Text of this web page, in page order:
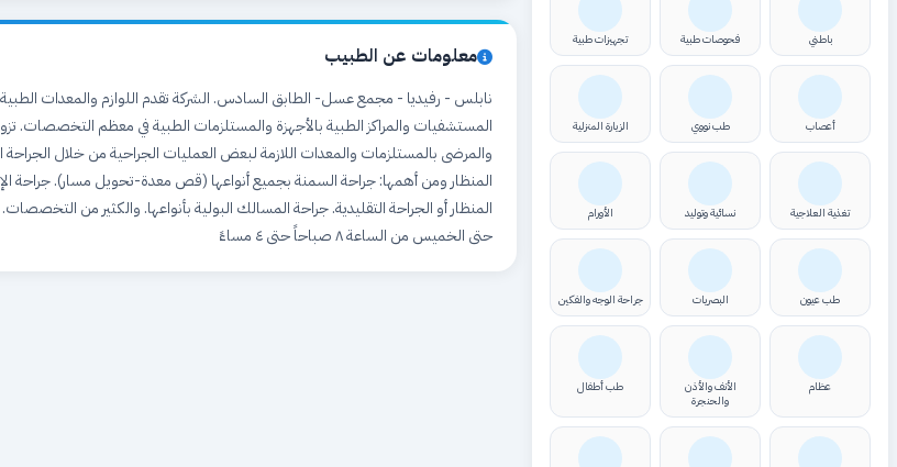
باطني فحوصات طبية تجهيزات طبية
أعصاب طب نووي الزيارة المنزلية
تغذية العلاجية نسائية وتوليد الأورام
طب عيون البصريات جراحة الوجه والفكين
عظام
الأنف والأذن
والحنجرة
طب أطفال
معلومات عن الطبيب
نابلس - رفيديا - مجمع عسل- الطابق السادس. الشركة تقدم اللوازم والمعدات الطبية
المستشفيات والمراكز الطبية بالأجهزة والمستلزمات الطبية في معظم التخصصات.
والمرضى بالمستلزمات والمعدات اللازمة لبعض العمليات الجراحية من خلال الجراحة
المنظار ومن أهمها: جراحة السمنة بجميع أنواعها (قص معدة-تحويل مسار). جراحة
المنظار أو الجراحة التقليدية. جراحة المسالك البولية بأنواعها. والكثير من
حتى الخميس من الساعة ٨ صباحاً حتى ٤ مساءً